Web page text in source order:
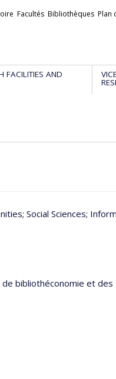
Facultés Bibliothèques Plan
FACILITIES AND
; Social Sciences;
bibliothéconomie et